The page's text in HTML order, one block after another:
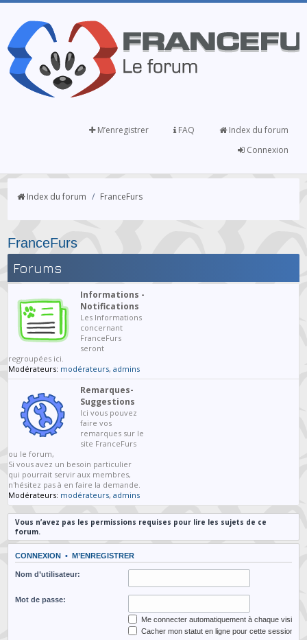
Index du forum
FAQ
M’enregistrer
Connexion
Index du forum / FranceFurs
FranceFurs
Forums
Informations -
Notifications
Les Informations
concernant
FranceFurs
seront
regroupées ici.
Modérateurs: modérateurs,admins
Remarques-
Suggestions
Ici vous pouvez
faire vos
remarques sur le
site FranceFurs
ou le forum,
Si vous avez un besoin particulier
qui pourrait servir aux membres,
n'hésitez pas à en faire la demande.
Modérateurs: modérateurs,admins
Vous n’avez pas les permissions requises pour lire les sujets de ce
forum.
CONNEXION • M’ENREGISTRER
Nom d’utilisateur:
Mot de passe:
Me connecter automatiquement à chaque visite
Cacher mon statut en ligne pour cette session